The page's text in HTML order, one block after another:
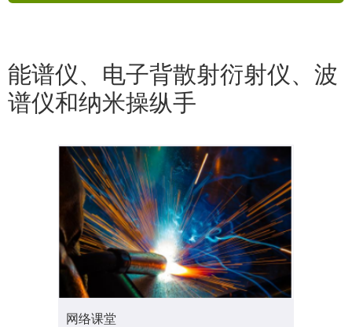
能谱仪、电子背散射衍射仪、波
谱仪和纳米操纵手
网络课堂